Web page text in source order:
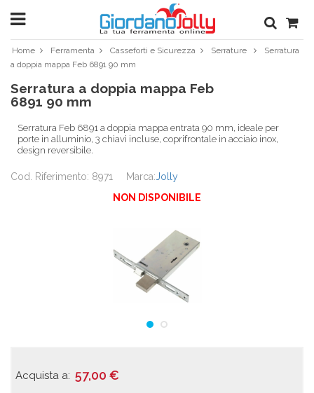
Home Ferramenta Casseforti e Sicurezza Serrature
Serratura
a doppia mappa Feb 6891 90 mm
Serratura a doppia mappa Feb
6891 90 mm
Serratura Feb 6891 a doppia mappa entrata 90 mm, ideale per
porte in alluminio, 3 chiavi incluse, coprifrontale in acciaio inox,
design reversibile.
Cod. Riferimento: 8971 Marca:Jolly
NON DISPONIBILE
Acquista a: 57,00 €